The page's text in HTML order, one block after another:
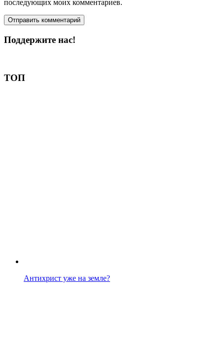
последующих моих комментариев.
Поддержите нас!
ТОП
Антихрист уже на земле?